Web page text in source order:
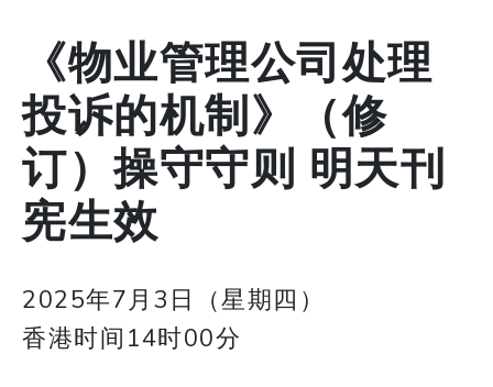
《物业管理公司处理
投诉的机制》（修
订）操守守则 明天刊
宪生效
2025年7月3日（星期四）
香港时间14时00分